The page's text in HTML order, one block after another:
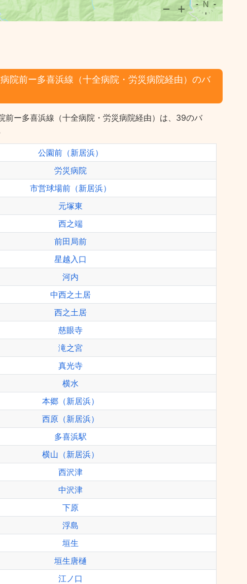
院前ー多喜浜線（十全病院・労災病院経由）のバ
前ー多喜浜線（十全病院・労災病院経由）は、39のバ
公園前（新居浜）
労災病院
市営球場前（新居浜）
元塚東
西之端
前田局前
星越入口
河内
中西之土居
西之土居
慈眼寺
滝之宮
真光寺
横水
本郷（新居浜）
西原（新居浜）
多喜浜駅
横山（新居浜）
西沢津
中沢津
下原
浮島
垣生
垣生唐樋
江ノ口